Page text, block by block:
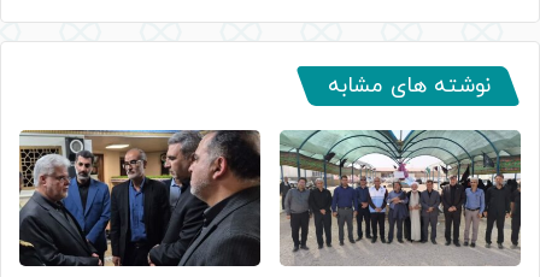
نوشته های مشابه